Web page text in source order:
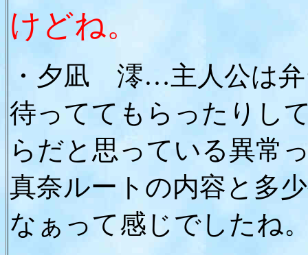
けどね。
・夕凪 澪…主人公は
待っててもらったりし
らだと思っている異常
真奈ルートの内容と多
なぁって感じでしたね